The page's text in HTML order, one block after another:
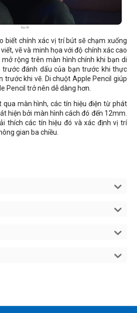
biết chính xác vị trí bút sẽ chạm xuống
vẽ và minh họa với độ chính xác cao
rộng trên màn hình chính khi bạn di
trước đánh dấu của bạn trước khi thực
trước khi vẽ. Di chuột Apple Pencil giúp
Pencil trở nên dễ dàng hơn.
qua màn hình, các tín hiệu điện từ phát
hiện bởi màn hình cách đó đến 12mm.
thích các tín hiệu đó và xác định vị trí
gian ba chiều.